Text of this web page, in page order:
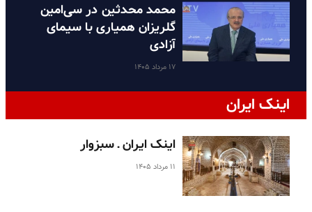
محمد محدثین در سی‌امین
گلریزان همیاری با سیمای
آزادی
۱۷ مرداد ۱۴۰۵
اینک ایران
اینک ایران ـ سبزوار
۱۱ مرداد ۱۴۰۵